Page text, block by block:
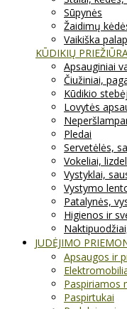
Sūpynės
Žaidimų
Vaikiška
KŪDIKIŲ
Apsauginiai
Čiužiniai,
Kūdikio
Lovytės
Pledai
Servetėlės,
Vokeliai,
Vystyklai,
Vystymo
Patalynės,
Higienos ir
JUDĖJIMO
Apsaugos ir
Paspiriamos
Paspirtukai